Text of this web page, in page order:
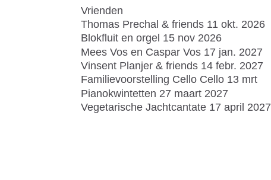
Vrienden
Thomas Prechal & friends 11 okt. 2026
Blokfluit en orgel 15 nov 2026
Mees Vos en Caspar Vos 17 jan. 2027
Vinsent Planjer & friends 14 febr. 2027
Familievoorstelling Cello Cello 13 mrt
Pianokwintetten 27 maart 2027
Vegetarische Jachtcantate 17 april 2027